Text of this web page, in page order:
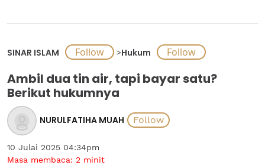
SINAR ISLAM >Hukum
Ambil dua tin air, tapi bayar satu?
Berikut hukumnya
NURULFATIHA MUAH
10 Julai 2025 04:34pm
Masa membaca: 2 minit